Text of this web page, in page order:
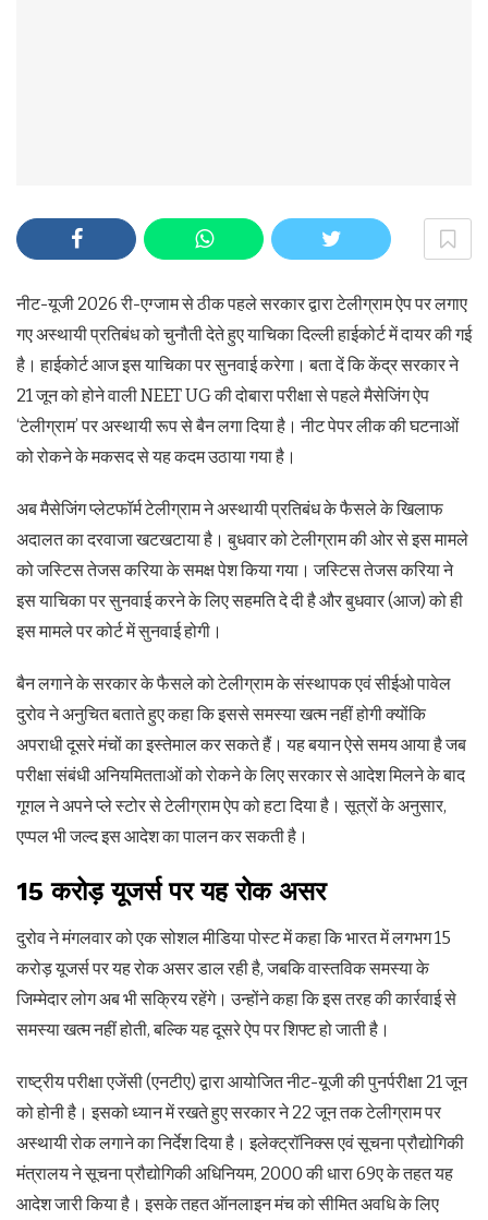
नीट-यूजी 2026 री-एग्जाम से ठीक पहले सरकार द्वारा टेलीग्राम ऐप पर लगाए
गए अस्थायी प्रतिबंध को चुनौती देते हुए याचिका दिल्ली हाईकोर्ट में दायर की गई
है। हाईकोर्ट आज इस याचिका पर सुनवाई करेगा। बता दें कि केंद्र सरकार ने
21 जून को होने वाली NEET UG की दोबारा परीक्षा से पहले मैसेजिंग ऐप
‘टेलीग्राम’ पर अस्थायी रूप से बैन लगा दिया है। नीट पेपर लीक की घटनाओं
को रोकने के मकसद से यह कदम उठाया गया है।
अब मैसेजिंग प्लेटफॉर्म टेलीग्राम ने अस्थायी प्रतिबंध के फैसले के खिलाफ
अदालत का दरवाजा खटखटाया है। बुधवार को टेलीग्राम की ओर से इस मामले
को जस्टिस तेजस करिया के समक्ष पेश किया गया। जस्टिस तेजस करिया ने
इस याचिका पर सुनवाई करने के लिए सहमति दे दी है और बुधवार (आज) को ही
इस मामले पर कोर्ट में सुनवाई होगी।
बैन लगाने के सरकार के फैसले को टेलीग्राम के संस्थापक एवं सीईओ पावेल
दुरोव ने अनुचित बताते हुए कहा कि इससे समस्या खत्म नहीं होगी क्योंकि
अपराधी दूसरे मंचों का इस्तेमाल कर सकते हैं। यह बयान ऐसे समय आया है जब
परीक्षा संबंधी अनियमितताओं को रोकने के लिए सरकार से आदेश मिलने के बाद
गूगल ने अपने प्ले स्टोर से टेलीग्राम ऐप को हटा दिया है। सूत्रों के अनुसार,
एप्पल भी जल्द इस आदेश का पालन कर सकती है।
15 करोड़ यूजर्स पर यह रोक असर
दुरोव ने मंगलवार को एक सोशल मीडिया पोस्ट में कहा कि भारत में लगभग 15
करोड़ यूजर्स पर यह रोक असर डाल रही है, जबकि वास्तविक समस्या के
जिम्मेदार लोग अब भी सक्रिय रहेंगे। उन्होंने कहा कि इस तरह की कार्रवाई से
समस्या खत्म नहीं होती, बल्कि यह दूसरे ऐप पर शिफ्ट हो जाती है।
राष्ट्रीय परीक्षा एजेंसी (एनटीए) द्वारा आयोजित नीट-यूजी की पुनर्परीक्षा 21 जून
को होनी है। इसको ध्यान में रखते हुए सरकार ने 22 जून तक टेलीग्राम पर
अस्थायी रोक लगाने का निर्देश दिया है। इलेक्ट्रॉनिक्स एवं सूचना प्रौद्योगिकी
मंत्रालय ने सूचना प्रौद्योगिकी अधिनियम, 2000 की धारा 69ए के तहत यह
आदेश जारी किया है। इसके तहत ऑनलाइन मंच को सीमित अवधि के लिए